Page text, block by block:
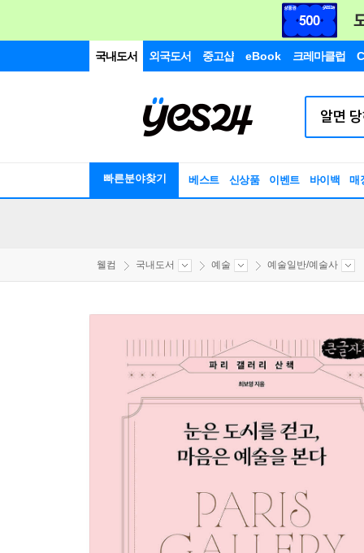
국내도서 외국도서 중고샵 eBook 크레마클럽
빠른분야찾기 베스트 신상품 이벤트 바이백 매
웰컴 국내도서 예술 예술일반/예술사